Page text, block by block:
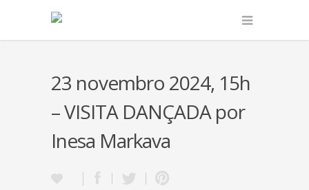
23 novembro 2024, 15h
– VISITA DANÇADA por
Inesa Markava